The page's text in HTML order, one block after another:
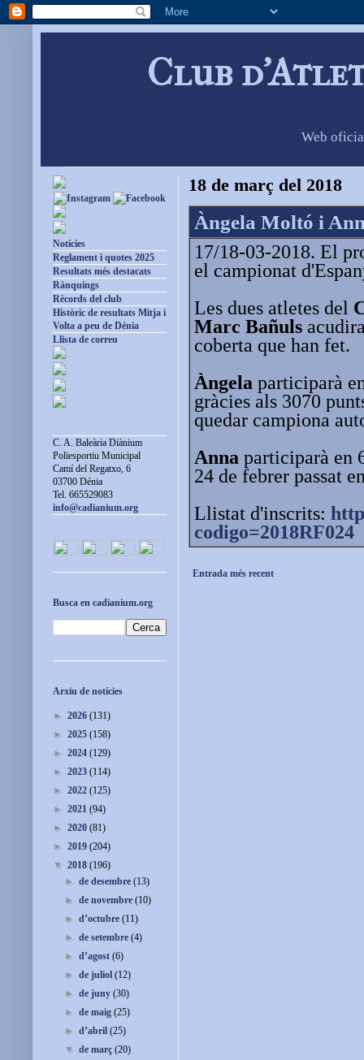
Club
Web
18 de març del 2018
Àngela Moltó i
17/18-03-2018. El
el campionat
Les dues atletes del
Marc Bañuls
coberta que han fet.
Àngela participarà
gràcies als 3070
quedar campiona
Anna participarà en
24 de febrer passat
Llistat d'inscrits:
codigo=2018RF024
Entrada més recent
Notícies
Reglament i quotes 2025
Resultats més destacats
Rànquings
Rècords del club
Històric de resultats Mitja i
Volta a peu de Dénia
Llista de correu
C. A. Baleària Diànium
Poliesportiu Municipal
Camí del Regatxo, 6
03700 Dénia
Tel. 665529083
info@cadianium.org
Busca en cadianium.org
Arxiu de notícies
► 2026 (131)
► 2025 (158)
► 2024 (129)
► 2023 (114)
► 2022 (125)
► 2021 (94)
► 2020 (81)
► 2019 (204)
▼ 2018 (196)
►de desembre(13)
►de novembre(10)
►d’octubre(11)
►de setembre(4)
►d’agost(6)
►de juliol(12)
►de juny(30)
►de maig(25)
►d’abril(25)
▼de març(20)